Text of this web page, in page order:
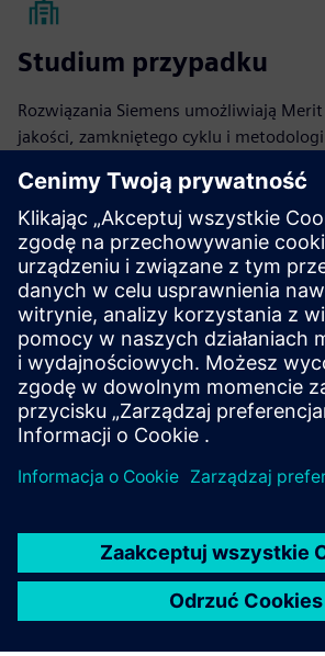
Studium przypadku
Rozwiązania Siemens umożliwiają
jakości, zamkniętego cyklu i
Czytaj więcej
eBook
Oprogramowanie Siemens Opcenter
producentom osiągnąć ich cele
Przeczytaj ebook